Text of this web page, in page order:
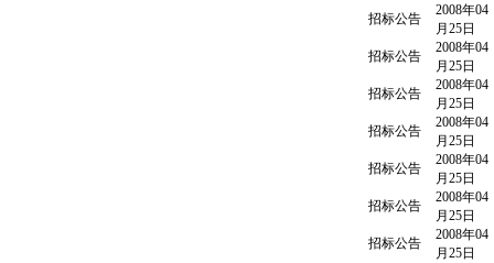
招标公告
2008年04
月25日
招标公告
2008年04
月25日
招标公告
2008年04
月25日
招标公告
2008年04
月25日
招标公告
2008年04
月25日
招标公告
2008年04
月25日
招标公告
2008年04
月25日